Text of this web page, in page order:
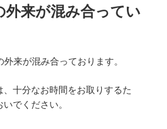
外来が混み合ってい
来が混み合っております。
、十分なお時間をお取りするた
でください。